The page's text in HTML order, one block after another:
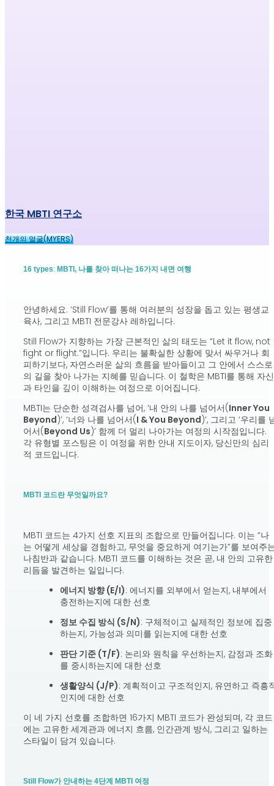
한국 MBTI 연구소
천개의 얼굴(MYERS)
16 types: MBTI, 나를 찾아 떠나는 16가지 내면 여행
안녕하세요. ‘Still Flow’를 통해 여러분의 성장을 돕고 있는 평생교
육사, 그리고 MBTI 전문강사 레하입니다.
Still Flow가 지향하는 가장 근본적인 삶의 태도는 “Let it flow, not
fight or flight.”입니다. 우리는 불확실한 상황에 맞서 싸우거나 회
피하기보다, 자연스러운 삶의 흐름을 받아들이고 그 안에서 스스로
의 길을 찾아 나가는 지혜를 믿습니다. 이 철학은 MBTI를 통해 자신
과 타인을 깊이 이해하는 여정으로 이어집니다.
MBTI는 단순한 성격검사를 넘어, ‘내 안의 나를 넘어서(Inner You
Beyond)’, ‘너와 나를 넘어서(I & You Beyond)’, 그리고 ‘우리를
어서(Beyond Us)’ 함께 더 멀리 나아가는 여정의 시작점입니다.
각 유형별 포스팅은 이 여정을 위한 안내 지도이자, 당신만의 심리
적 코드입니다.
MBTI 코드란 무엇일까요?
MBTI 코드는 4가지 선호 지표의 조합으로 만들어집니다. 이는 “나
는 어떻게 세상을 경험하고, 무엇을 중요하게 여기는가”를 보여주
나침반과 같습니다. MBTI 코드를 이해하는 것은 곧, 내 안의 고유한
리듬을 발견하는 일입니다.
에너지 방향 (E/I): 에너지를 외부에서 얻는지, 내부에서
충전하는지에 대한 선호
정보 수집 방식 (S/N): 구체적이고 실제적인 정보에 집중
하는지, 가능성과 의미를 읽는지에 대한 선호
판단 기준 (T/F): 논리와 원칙을 우선하는지, 감정과 조화
를 중시하는지에 대한 선호
생활양식 (J/P): 계획적이고 구조적인지, 유연하고 즉흥
인지에 대한 선호
이 네 가지 선호를 조합하면 16가지 MBTI 코드가 완성되며, 각 코드
에는 고유한 세계관과 에너지 흐름, 인간관계 방식, 그리고 일하는
스타일이 담겨 있습니다.
Still Flow가 안내하는 4단계 MBTI 여정